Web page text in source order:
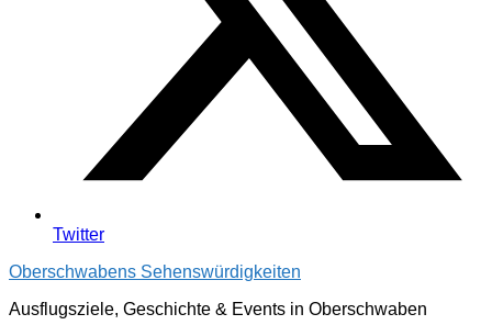
Twitter
Oberschwabens Sehenswürdigkeiten
Ausflugsziele, Geschichte & Events in Oberschwaben